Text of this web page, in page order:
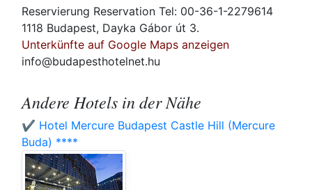
Reservierung Reservation Tel: 00-36-1-2279614
1118 Budapest, Dayka Gábor út 3.
Unterkünfte auf Google Maps anzeigen
info@budapesthotelnet.hu
Andere Hotels in der Nähe
✔️ Hotel Mercure Budapest Castle Hill (Mercure
Buda) ****